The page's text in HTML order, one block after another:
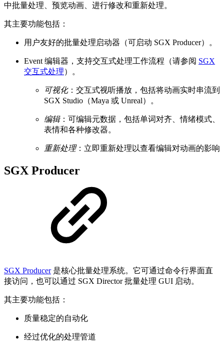
中批量处理、预览动画、进行修改和重新处理。
其主要功能包括：
用户友好的批量处理启动器（可启动 SGX Producer）。
Event 编辑器，支持交互式处理工作流程（请参阅 SGX
交互式处理）。
可视化：交互式视听播放，包括将动画实时串流到
SGX Studio（Maya 或 Unreal）。
编辑：可编辑元数据，包括单词对齐、情绪模式、
表情和各种修改器。
重新处理：立即重新处理以查看编辑对动画的影响
SGX Producer
SGX Producer是核心批量处理系统。它可通过命令行界面直
接访问，也可以通过 SGX Director 批量处理 GUI 启动。
其主要功能包括：
质量稳定的自动化
经过优化的处理管道